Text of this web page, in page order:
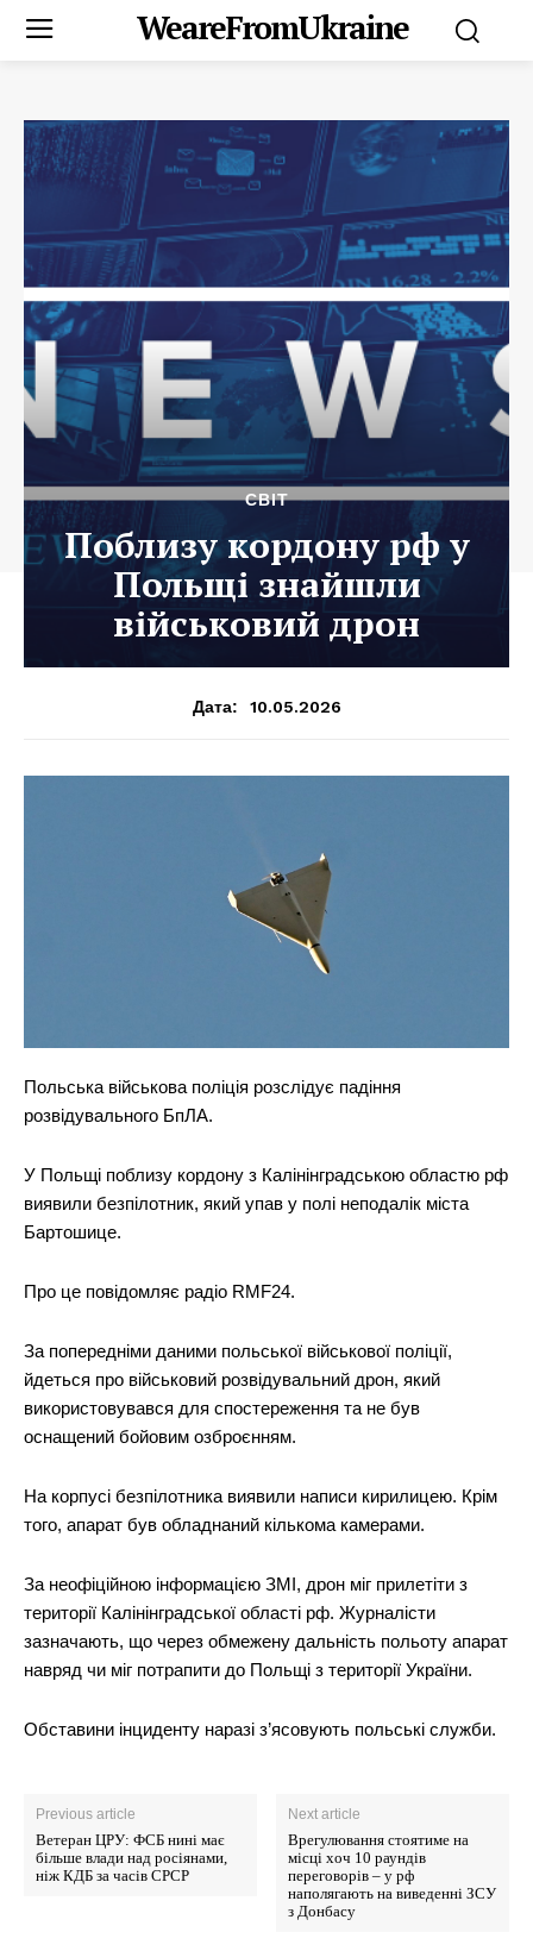
WeareFromUkraine
СВІТ
Поблизу кордону рф у
Польщі знайшли
військовий дрон
Дата: 10.05.2026
Польська військова поліція розслідує падіння
розвідувального БпЛА.
У Польщі поблизу кордону з Калінінградською областю рф
виявили безпілотник, який упав у полі неподалік міста
Бартошице.
Про це повідомляє радіо RMF24.
За попередніми даними польської військової поліції,
йдеться про військовий розвідувальний дрон, який
використовувався для спостереження та не був
оснащений бойовим озброєнням.
На корпусі безпілотника виявили написи кирилицею. Крім
того, апарат був обладнаний кількома камерами.
За неофіційною інформацією ЗМІ, дрон міг прилетіти з
території Калінінградської області рф. Журналісти
зазначають, що через обмежену дальність польоту апарат
навряд чи міг потрапити до Польщі з території України.
Обставини інциденту наразі з’ясовують польські служби.
Previous article
Ветеран ЦРУ: ФСБ нині має
більше влади над росіянами,
ніж КДБ за часів СРСР
Next article
Врегулювання стоятиме на
місці хоч 10 раундів
переговорів – у рф
наполягають на виведенні ЗСУ
з Донбасу